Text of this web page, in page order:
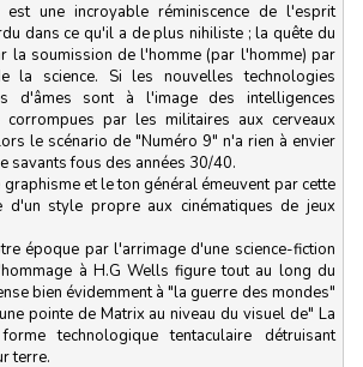
est une incroyable réminiscence de l'esprit
dans ce qu'il a de plus nihiliste ; la quête du
la soumission de l'homme (par l'homme) par
la science. Si les nouvelles technologies
d'âmes sont à l'image des intelligences
corrompues par les militaires aux cerveaux
le scénario de "Numéro 9" n'a rien à envier
savants fous des années 30/40.
et le ton général émeuvent par cette
d'un style propre aux cinématiques de jeux
époque par l'arrimage d'une science-fiction
à H.G Wells figure tout au long du
bien évidemment à "la guerre des mondes"
pointe de Matrix au niveau du visuel de" La
technologique tentaculaire détruisant
terre.